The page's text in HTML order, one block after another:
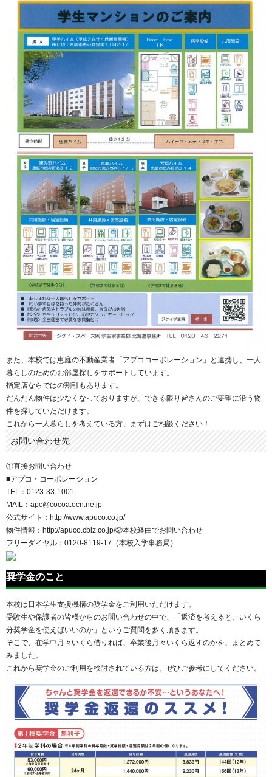
また、本校では恵庭の不動産業者「アプココーポレーション」と連携し、一人
暮らしのためのお部屋探しをサポートしています。
指定店ならではの割引もあります。
だんだん物件は少なくなっておりますが、できる限り皆さんのご要望に沿う物
件を探していただけます。
これから一人暮らしを考えている方、まずはご相談ください！
お問い合わせ先
①直接お問い合わせ
■アプコ・コーポレーション
TEL：0123-33-1001
MAIL：apc@cocoa.ocn.ne.jp
公式サイト：http://www.apuco.co.jp/
物件情報：http://apuco.cbiz.co.jp/②本校経由でお問い合わせ
フリーダイヤル：0120-8119-17（本校入学事務局）
奨学金のこと
本校は日本学生支援機構の奨学金をご利用いただけます。
受験生や保護者の皆様からのお問い合わせの中で、「返済を考えると、いくら
分奨学金を使えばいいのか」というご質問を多く頂きます。
そこで、在学中月々いくら借りれば、卒業後月々いくら返すのかを、まとめて
みました。
これから奨学金のご利用を検討されている方は、ぜひご参考にしてください。